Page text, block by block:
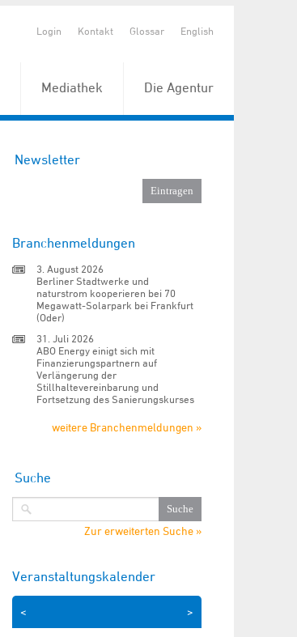
Login Kontakt Glossar English
Mediathek Die Agentur
Newsletter
Branchenmeldungen
3. August 2026
Berliner Stadtwerke und
naturstrom kooperieren bei 70
Megawatt-Solarpark bei Frankfurt
(Oder)
31. Juli 2026
ABO Energy einigt sich mit
Finanzierungspartnern auf
Verlängerung der
Stillhaltevereinbarung und
Fortsetzung des Sanierungskurses
weitere Branchenmeldungen »
Suche
Zur erweiterten Suche »
Veranstaltungskalender
>
<